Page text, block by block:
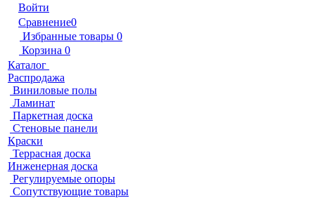
Войти
Сравнение0
Избранные товары 0
Корзина 0
Каталог
Распродажа
Виниловые полы
Ламинат
Паркетная доска
Стеновые панели
Краски
Террасная доска
Инженерная доска
Регулируемые опоры
Сопутствующие товары